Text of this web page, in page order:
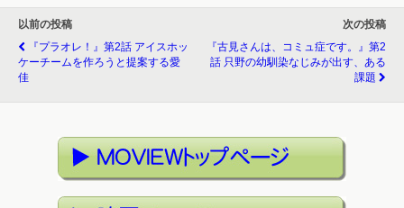
以前の投稿
『プラオレ！』第2話 アイスホッ
ケーチームを作ろうと提案する愛
佳
次の投稿
『古見さんは、コミュ症です。』第2
話 只野の幼馴染なじみが出す、ある
課題